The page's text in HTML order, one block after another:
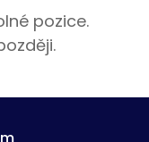
pozice.